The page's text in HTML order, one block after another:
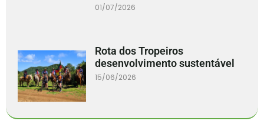
01/07/2026
Rota dos Tropeiros
desenvolvimento sustentável
15/06/2026